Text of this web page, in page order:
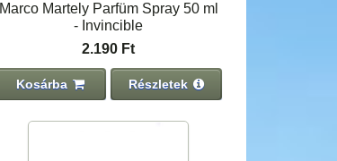
Marco Martely Parfüm Spray 50 ml
- Invincible
2.190 Ft
Kosárba Részletek